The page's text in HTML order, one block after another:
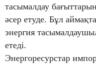
тасымалдау
әсер етуде. Бұл
энергия
етеді.
Энергоресурстар